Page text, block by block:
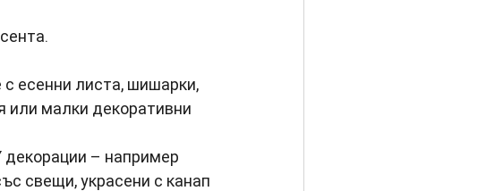
с есенни листа, шишарки,
или малки декоративни
декорации – например
свещи, украсени с канап